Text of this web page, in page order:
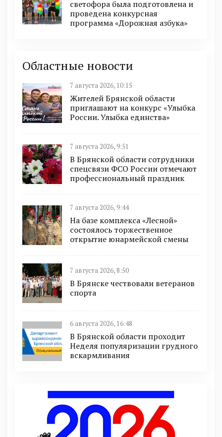
светофора была подготовлена и
проведена конкурсная
программа «Дорожная азбука»
Областные новости
7 августа 2026, 10:15
Жителей Брянской области
приглашают на конкурс «Улыбка
России. Улыбка единства»
7 августа 2026, 9:51
В Брянской области сотрудники
спецсвязи ФСО России отмечают
профессиональный праздник
7 августа 2026, 9:44
На базе комплекса «Лесной»
состоялось торжественное
открытие юнармейской смены
7 августа 2026, 8:50
В Брянске чествовали ветеранов
спорта
6 августа 2026, 16:48
В Брянской области проходит
Неделя популяризации грудного
вскармливания